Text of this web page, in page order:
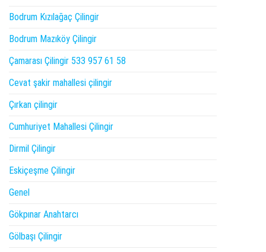
Bodrum Kızılağaç Çilingir
Bodrum Mazıköy Çilingir
Çamarası Çilingir 533 957 61 58
Cevat şakir mahallesi çilingir
Çırkan çilingir
Cumhuriyet Mahallesi Çilingir
Dirmil Çilingir
Eskiçeşme Çilingir
Genel
Gökpınar Anahtarcı
Gölbaşı Çilingir